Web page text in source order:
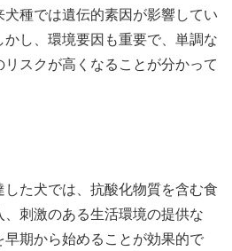
種では遺伝的素因が影響してい
し、環境要因も重要で、単調な
スクが高くなることが分かって
た犬では、抗酸化物質を含む食
刺激のある生活環境の提供な
早期から始めることが効果的で